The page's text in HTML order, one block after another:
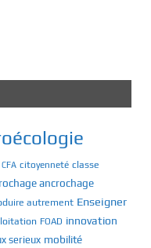
CFA citoyenneté classe
ancrochage
autrement Enseigner
FOAD innovation
serieux mobilité